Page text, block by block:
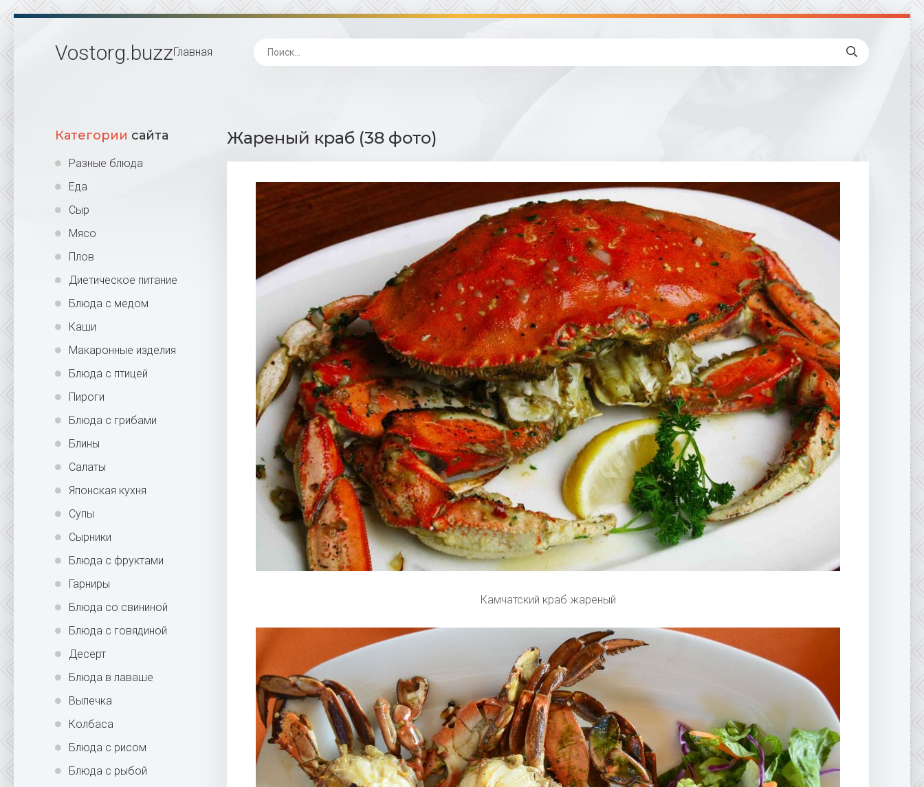
Vostorg.buzzГлавная
Категории сайта
Разные блюда
Еда
Сыр
Мясо
Плов
Диетическое питание
Блюда с медом
Каши
Макаронные изделия
Блюда с птицей
Пироги
Блюда с грибами
Блины
Салаты
Японская кухня
Супы
Сырники
Блюда с фруктами
Гарниры
Блюда со свининой
Блюда с говядиной
Десерт
Блюда в лаваше
Выпечка
Колбаса
Блюда с рисом
Блюда с рыбой
Жареный краб (38 фото)
Камчатский краб жареный